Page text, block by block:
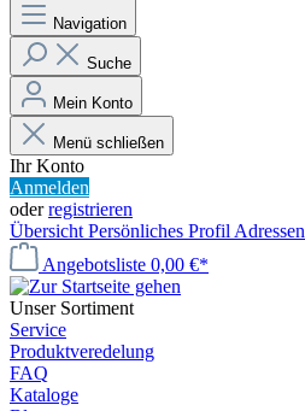
Navigation
Suche
Mein Konto
Menü schließen
Ihr Konto
Anmelden
oderregistrieren
Übersicht Persönliches Profil Adressen
Angebotsliste 0,00 €*
Unser Sortiment
Service
Produktveredelung
FAQ
Kataloge